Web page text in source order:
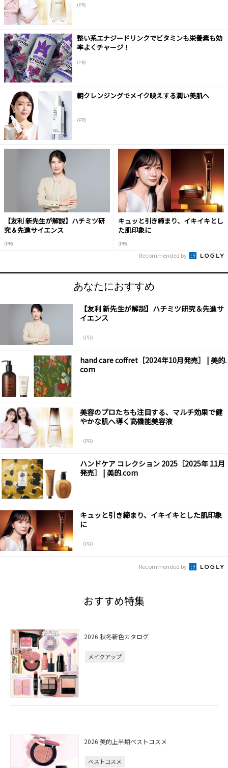
(PR)
整い系エナジードリンクでビタミンも栄養素も効
率よくチャージ！
(PR)
朝クレンジングでメイク映えする潤い美肌へ
(PR)
【友利 新先生が解説】ハチミツ研
究＆先進サイエンス
(PR)
キュッと引き締まり、イキイキとし
た肌印象に
(PR)
Recommended by
あなたにおすすめ
【友利 新先生が解説】ハチミツ研究＆先進サ
イエンス
（PR）
hand care coffret［2024年10月発売］ | 美的.
com
美容のプロたちも注目する、マルチ効果で健
やかな肌へ導く高機能美容液
（PR）
ハンドケア コレクション 2025［2025年 11月
発売］ | 美的.com
キュッと引き締まり、イキイキとした肌印象
に
（PR）
Recommended by
おすすめ特集
2026 秋冬新色カタログ
メイクアップ
2026 美的上半期ベストコスメ
ベストコスメ